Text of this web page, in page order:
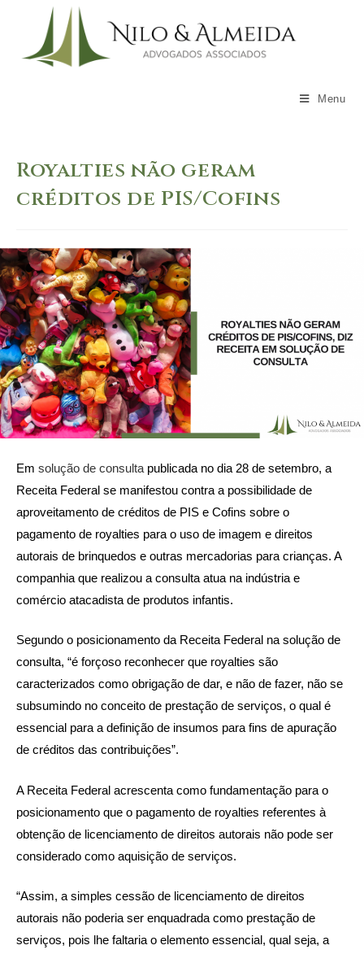
content
Menu
Royalties não geram
créditos de PIS/Cofins
Em solução de consulta publicada no dia 28 de setembro, a
Receita Federal se manifestou contra a possibilidade de
aproveitamento de créditos de PIS e Cofins sobre o
pagamento de royalties para o uso de imagem e direitos
autorais de brinquedos e outras mercadorias para crianças. A
companhia que realizou a consulta atua na indústria e
comércio atacadista de produtos infantis.
Segundo o posicionamento da Receita Federal na solução de
consulta, “é forçoso reconhecer que royalties são
caracterizados como obrigação de dar, e não de fazer, não se
subsumindo no conceito de prestação de serviços, o qual é
essencial para a definição de insumos para fins de apuração
de créditos das contribuições”.
A Receita Federal acrescenta como fundamentação para o
posicionamento que o pagamento de royalties referentes à
obtenção de licenciamento de direitos autorais não pode ser
considerado como aquisição de serviços.
“Assim, a simples cessão de licenciamento de direitos
autorais não poderia ser enquadrada como prestação de
serviços, pois lhe faltaria o elemento essencial, qual seja, a